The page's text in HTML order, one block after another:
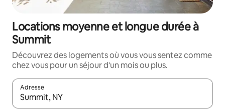
Locations moyenne et longue durée à
Summit
Découvrez des logements où vous vous sentez comme
chez vous pour un séjour d'un mois ou plus.
Adresse
Lorsque les résultats s'affichent, utilisez les flèches vers le